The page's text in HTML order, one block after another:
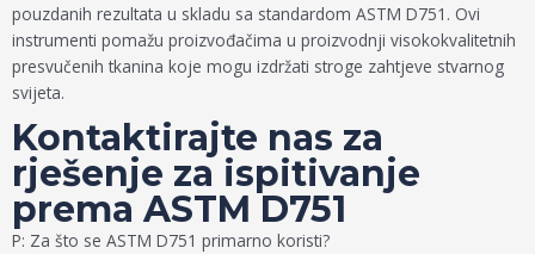
pouzdanih rezultata u skladu sa standardom ASTM D751. Ovi
instrumenti pomažu proizvođačima u proizvodnji visokokvalitetnih
presvučenih tkanina koje mogu izdržati stroge zahtjeve stvarnog
svijeta.
Kontaktirajte nas za
rješenje za ispitivanje
prema ASTM D751
P: Za što se ASTM D751 primarno koristi?